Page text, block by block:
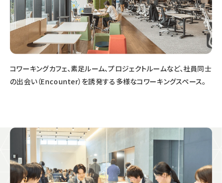
コワーキングカフェ、素足ルーム、プロジェクトルームなど、社員同士
の出会い（Encounter）を誘発する多様なコワーキングスペース。